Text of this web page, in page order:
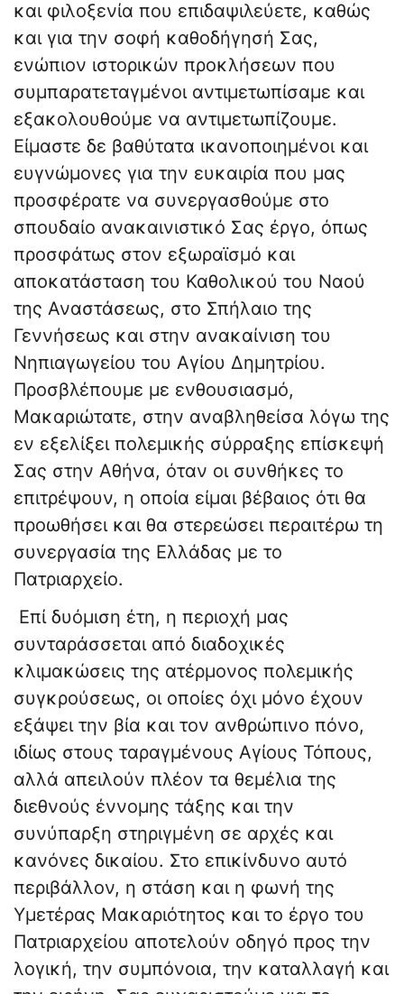
και φιλοξενία που επιδαψιλεύετε, καθώς
και για την σοφή καθοδήγησή Σας,
ενώπιον ιστορικών προκλήσεων που
συμπαρατεταγμένοι αντιμετωπίσαμε και
εξακολουθούμε να αντιμετωπίζουμε.
Είμαστε δε βαθύτατα ικανοποιημένοι και
ευγνώμονες για την ευκαιρία που μας
προσφέρατε να συνεργασθούμε στο
σπουδαίο ανακαινιστικό Σας έργο, όπως
προσφάτως στον εξωραϊσμό και
αποκατάσταση του Καθολικού του Ναού
της Αναστάσεως, στο Σπήλαιο της
Γεννήσεως και στην ανακαίνιση του
Νηπιαγωγείου του Αγίου Δημητρίου.
Προσβλέπουμε με ενθουσιασμό,
Μακαριώτατε, στην αναβληθείσα λόγω της
εν εξελίξει πολεμικής σύρραξης επίσκεψή
Σας στην Αθήνα, όταν οι συνθήκες το
επιτρέψουν, η οποία είμαι βέβαιος ότι θα
προωθήσει και θα στερεώσει περαιτέρω τη
συνεργασία της Ελλάδας με το
Πατριαρχείο.
Επί δυόμιση έτη, η περιοχή μας
συνταράσσεται από διαδοχικές
κλιμακώσεις της ατέρμονος πολεμικής
συγκρούσεως, οι οποίες όχι μόνο έχουν
εξάψει την βία και τον ανθρώπινο πόνο,
ιδίως στους ταραγμένους Αγίους Τόπους,
αλλά απειλούν πλέον τα θεμέλια της
διεθνούς έννομης τάξης και την
συνύπαρξη στηριγμένη σε αρχές και
κανόνες δικαίου. Στο επικίνδυνο αυτό
περιβάλλον, η στάση και η φωνή της
Υμετέρας Μακαριότητος και το έργο του
Πατριαρχείου αποτελούν οδηγό προς την
λογική, την συμπόνοια, την καταλλαγή και